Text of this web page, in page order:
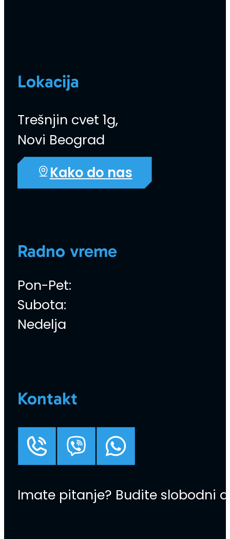
Lokacija
Trešnjin cvet 1g,
Novi Beograd
Kako do nas
Radno vreme
Pon-Pet:
Subota:
Nedelja
Kontakt
Imate pitanje? Budite slobodni